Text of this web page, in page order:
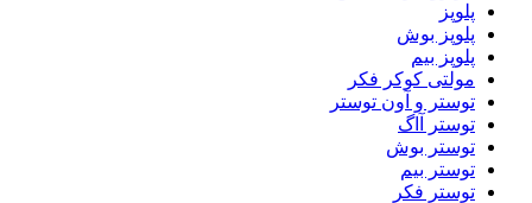
پلوپز
پلوپز بوش
پلوپز بیم
مولتی کوکر فکر
توستر و آون توستر
توستر آاگ
توستر بوش
توستر بیم
توستر فکر